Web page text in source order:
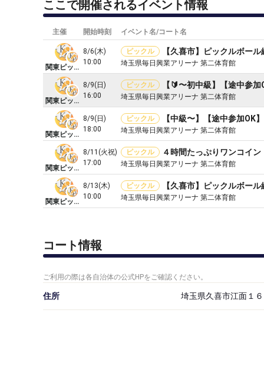
ここで開催されるイベント情報
主催 開始時刻 イベント名/コート名
関東ピックルズ
8/6(木)
10:00
ピックル 【久喜市】ピックルボー
埼玉県毎日興業アリーナ 第二体育館
関東ピックルズ
8/9(日)
16:00
ピックル
埼玉県毎日興業アリーナ 第二体育館
関東ピックルズ
8/9(日)
18:00
ピックル 【中級〜】【途中参加OK
埼玉県毎日興業アリーナ 第二体育館
関東ピックルズ
8/11(火祝)
17:00
ピックル
埼玉県毎日興業アリーナ 第二体育館
関東ピックルズ
8/13(木)
10:00
ピックル 【久喜市】ピックルボー
埼玉県毎日興業アリーナ 第二体育館
コート情報
ご利用の際は各自治体の公式HPをご確認ください。
住所 埼玉県久喜市江面１６